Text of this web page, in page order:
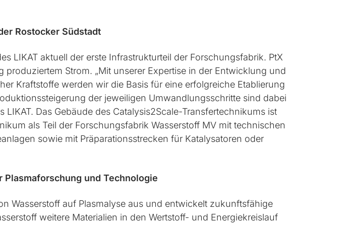
Rostocker Südstadt
LIKAT aktuell der erste Infrastrukturteil der Forschungsfabrik. PtX
Strom. „Mit unserer Expertise in der Entwicklung und
Kraftstoffe werden wir die Basis für eine erfolgreiche Etablierung
der jeweiligen Umwandlungsschritte sind dabei
LIKAT. Das Gebäude des Catalysis2Scale-Transfertechnikums ist
als Teil der Forschungsfabrik Wasserstoff MV mit technischen
sowie mit Präparationsstrecken für Katalysatoren oder
und Technologie
Wasserstoff auf Plasmalyse aus und entwickelt zukunftsfähige
weitere Materialien in den Wertstoff- und Energiekreislauf